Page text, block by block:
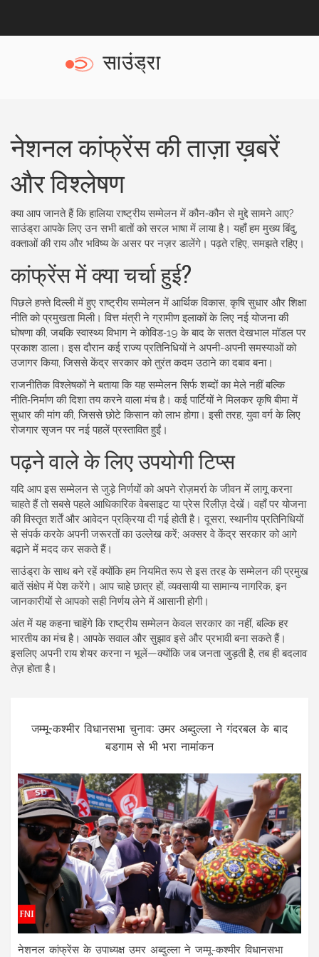
नेशनल कांफ्रेंस की ताज़ा ख़बरें
और विश्लेषण
क्या आप जानते हैं कि हालिया राष्ट्रीय सम्मेलन में कौन‑कौन से मुद्दे सामने आए?
साउंड्रा आपके लिए उन सभी बातों को सरल भाषा में लाया है। यहाँ हम मुख्य बिंदु,
वक्ताओं की राय और भविष्य के असर पर नज़र डालेंगे। पढ़ते रहिए, समझते रहिए।
कांफ्रेंस में क्या चर्चा हुई?
पिछले हफ्ते दिल्ली में हुए राष्ट्रीय सम्मेलन में आर्थिक विकास, कृषि सुधार और शिक्षा
नीति को प्रमुखता मिली। वित्त मंत्री ने ग्रामीण इलाकों के लिए नई योजना की
घोषणा की, जबकि स्वास्थ्य विभाग ने कोविड‑19 के बाद के सतत देखभाल मॉडल पर
प्रकाश डाला। इस दौरान कई राज्य प्रतिनिधियों ने अपनी-अपनी समस्याओं को
उजागर किया, जिससे केंद्र सरकार को तुरंत कदम उठाने का दबाव बना।
राजनीतिक विश्लेषकों ने बताया कि यह सम्मेलन सिर्फ शब्दों का मेले नहीं बल्कि
नीति‑निर्माण की दिशा तय करने वाला मंच है। कई पार्टियों ने मिलकर कृषि बीमा में
सुधार की मांग की, जिससे छोटे किसान को लाभ होगा। इसी तरह, युवा वर्ग के लिए
रोजगार सृजन पर नई पहलें प्रस्तावित हुईं।
पढ़ने वाले के लिए उपयोगी टिप्स
यदि आप इस सम्मेलन से जुड़े निर्णयों को अपने रोज़मर्रा के जीवन में लागू करना
चाहते हैं तो सबसे पहले आधिकारिक वेबसाइट या प्रेस रिलीज़ देखें। वहाँ पर योजना
की विस्तृत शर्तें और आवेदन प्रक्रिया दी गई होती है। दूसरा, स्थानीय प्रतिनिधियों
से संपर्क करके अपनी जरूरतों का उल्लेख करें; अक्सर वे केंद्र सरकार को आगे
बढ़ाने में मदद कर सकते हैं।
साउंड्रा के साथ बने रहें क्योंकि हम नियमित रूप से इस तरह के सम्मेलन की प्रमुख
बातें संक्षेप में पेश करेंगे। आप चाहे छात्र हों, व्यवसायी या सामान्य नागरिक, इन
जानकारीयों से आपको सही निर्णय लेने में आसानी होगी।
अंत में यह कहना चाहेंगे कि राष्ट्रीय सम्मेलन केवल सरकार का नहीं, बल्कि हर
भारतीय का मंच है। आपके सवाल और सुझाव इसे और प्रभावी बना सकते हैं।
इसलिए अपनी राय शेयर करना न भूलें—क्योंकि जब जनता जुड़ती है, तब ही बदलाव
तेज़ होता है।
जम्मू-कश्मीर विधानसभा चुनाव: उमर अब्दुल्ला ने गंदरबल के बाद
बडगाम से भी भरा नामांकन
नेशनल कांफ्रेंस के उपाध्यक्ष उमर अब्दुल्ला ने जम्मू-कश्मीर विधानसभा